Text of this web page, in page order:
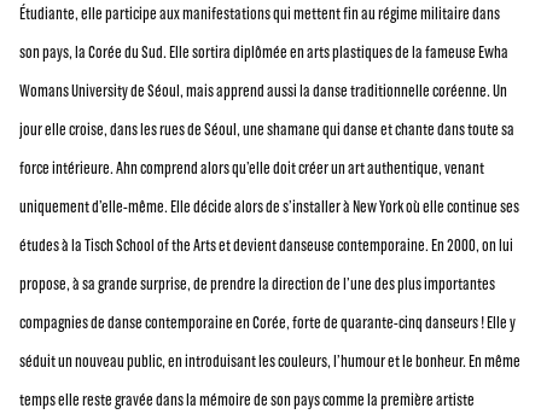
Étudiante, elle participe aux manifestations qui mettent fin au régime militaire dans
son pays, la Corée du Sud. Elle sortira diplômée en arts plastiques de la fameuse Ewha
Womans University de Séoul, mais apprend aussi la danse traditionnelle coréenne. Un
jour elle croise, dans les rues de Séoul, une shamane qui danse et chante dans toute sa
force intérieure. Ahn comprend alors qu’elle doit créer un art authentique, venant
uniquement d’elle-même. Elle décide alors de s’installer à New York où elle continue ses
études à la Tisch School of the Arts et devient danseuse contemporaine. En 2000, on lui
propose, à sa grande surprise, de prendre la direction de l’une des plus importantes
compagnies de danse contemporaine en Corée, forte de quarante-cinq danseurs ! Elle y
séduit un nouveau public, en introduisant les couleurs, l’humour et le bonheur. En même
temps elle reste gravée dans la mémoire de son pays comme la première artiste